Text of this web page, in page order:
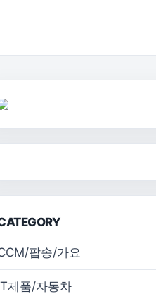
팝송/가요
제품/자동차